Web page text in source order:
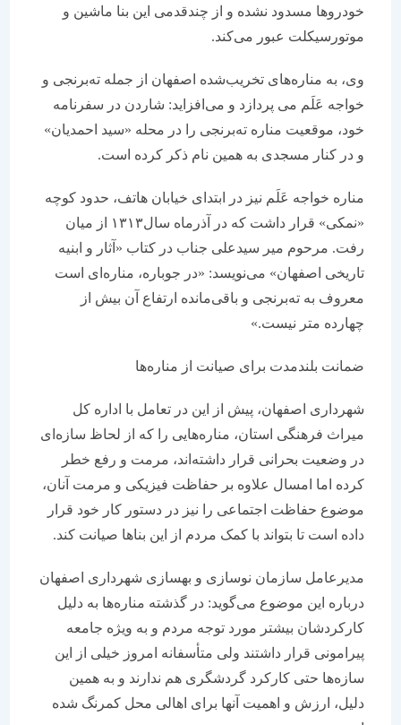
خودروها مسدود نشده و از چندقدمی این بنا ماشین و
موتورسیکلت عبور می‌کند.
وی، به مناره‌های تخریب‌شده اصفهان از جمله ته‌برنجی و
خواجه عَلَم می پردازد و می‌افزاید: شاردن در سفرنامه
خود، موقعیت مناره ته‌برنجی را در محله «سید احمدیان»
و در کنار مسجدی به همین نام ذکر کرده است.
مناره خواجه عَلَم نیز در ابتدای خیابان هاتف، حدود کوچه
«نمکی» قرار داشت که در آذرماه سال۱۳۱۳ از میان
رفت. مرحوم میر سیدعلی جناب در کتاب «آثار و ابنیه
تاریخی اصفهان» می‌نویسد: «در جوباره، مناره‌ای است
معروف به ته‌‌برنجی و باقی‌‌مانده ارتفاع آن بیش از
چهارده متر نیست.»
ضمانت بلندمدت برای صیانت از مناره‌ها
شهرداری اصفهان، پیش از این در تعامل با اداره کل
میراث فرهنگی استان، مناره‌هایی را که از لحاظ سازه‌ای
در وضعیت بحرانی قرار داشته‌اند، مرمت و رفع خطر
کرده اما امسال علاوه بر حفاظت فیزیکی و مرمت آنان،
موضوع حفاظت اجتماعی را نیز در دستور کار خود قرار
داده است تا بتواند با کمک مردم از این بناها صیانت کند.
مدیرعامل سازمان نوسازی و بهسازی شهرداری اصفهان
درباره این موضوع می‌گوید: در گذشته مناره‌ها به دلیل
کارکردشان بیشتر مورد توجه مردم و به ویژه جامعه
پیرامونی قرار داشتند ولی متأسفانه امروز خیلی از این
سازه‌ها حتی کارکرد گردشگری هم ندارند و به همین
دلیل، ارزش و اهمیت آنها برای اهالی محل کمرنگ شده